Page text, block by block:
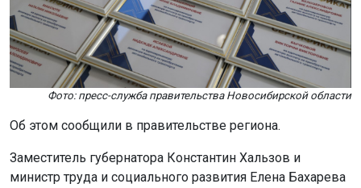
Фото: пресс-служба правительства Новосибирской области
Об этом сообщили в правительстве региона.
Заместитель губернатора Константин Хальзов и
министр труда и социального развития Елена Бахарева